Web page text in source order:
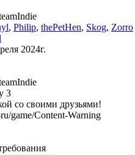
Indie
, Philip, thePetHen, Skog, Zorro
2024г.
Indie
3
со своими друзьями!
game/Content-Warning